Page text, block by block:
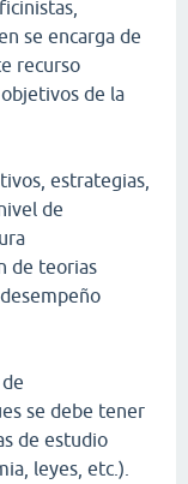
se encarga de
recurso
de la
estrategias,
de
de teorias
se debe tener
de estudio
leyes, etc.).